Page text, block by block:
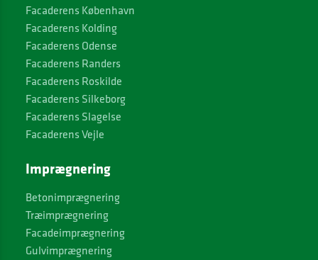
Facaderens København
Facaderens Kolding
Facaderens Odense
Facaderens Randers
Facaderens Roskilde
Facaderens Silkeborg
Facaderens Slagelse
Facaderens Vejle
Imprægnering
Betonimprægnering
Træimprægnering
Facadeimprægnering
Gulvimprægnering